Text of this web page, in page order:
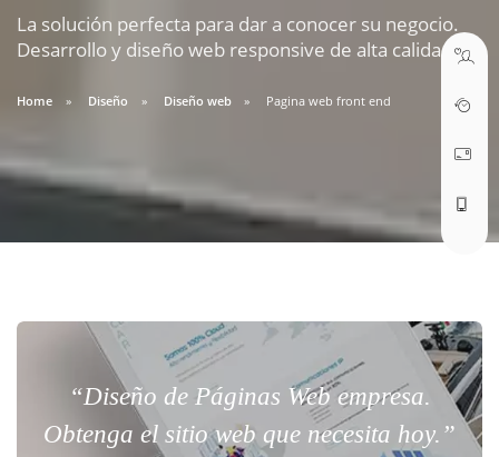
La solución perfecta para dar a conocer su negocio.
Desarrollo y diseño web responsive de alta calidad.
Home Diseño Diseño web Pagina web front end
“Diseño de Páginas Web empresa.
Obtenga el sitio web que necesita hoy.”
soporte@webseo.cl